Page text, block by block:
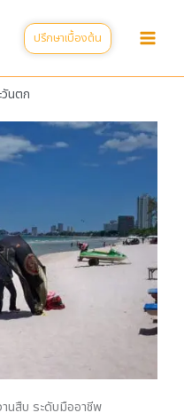
ปรึกษาเบื้องต้น
นตก
นสืบ ระดับมืออาชีพ